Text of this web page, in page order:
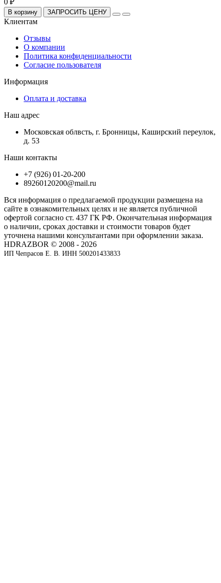
В корзину ЗАПРОСИТЬ ЦЕНУ
Клиентам
Отзывы
О компании
Политика конфиденциальности
Согласие пользователя
Информация
Оплата и доставка
Наш адрес
Московская облвсть, г. Бронницы, Каширский переулок,
д. 53
Наши контакты
+7 (926) 01-20-200
89260120200@mail.ru
Вся информация о предлагаемой продукции размещена на
сайте в ознакомительных целях и не является публичной
офертой согласно ст. 437 ГК РФ. Окончательная информация
о наличии, сроках доставки и стоимости товаров будет
уточнена нашими консультантами при оформлении заказа.
HDRAZBOR © 2008 - 2026
ИП Чепрасов Е. В. ИНН 500201433833